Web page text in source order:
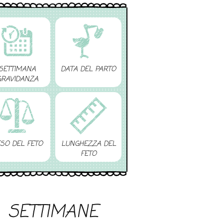
DATA DEL PARTO
DEL FETO
LUNGHEZZA DEL
FETO
SETTIMANE